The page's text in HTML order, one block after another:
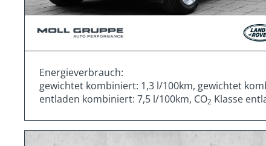
Energieverbrauch:
gewichtet kombiniert: 1,3 l/100km, gewichtet
entladen kombiniert: 7,5 l/100km, CO2 Klasse